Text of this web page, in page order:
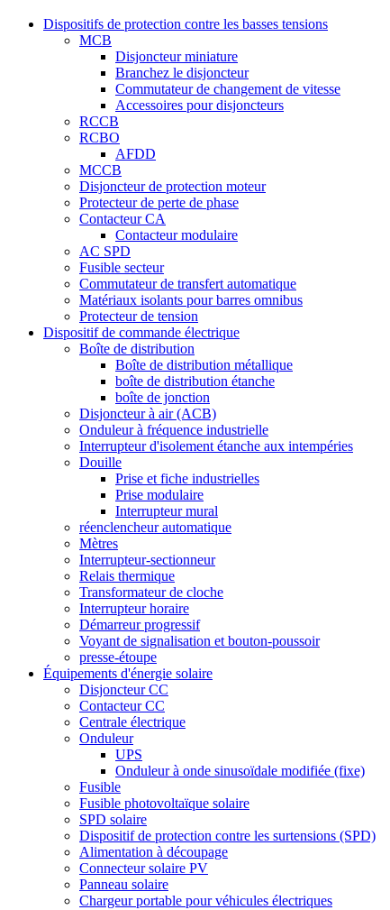
Dispositifs de protection contre les basses tensions
MCB
Disjoncteur miniature
Branchez le disjoncteur
Commutateur de changement de vitesse
Accessoires pour disjoncteurs
RCCB
RCBO
AFDD
MCCB
Disjoncteur de protection moteur
Protecteur de perte de phase
Contacteur CA
Contacteur modulaire
AC SPD
Fusible secteur
Commutateur de transfert automatique
Matériaux isolants pour barres omnibus
Protecteur de tension
Dispositif de commande électrique
Boîte de distribution
Boîte de distribution métallique
boîte de distribution étanche
boîte de jonction
Disjoncteur à air (ACB)
Onduleur à fréquence industrielle
Interrupteur d'isolement étanche aux intempéries
Douille
Prise et fiche industrielles
Prise modulaire
Interrupteur mural
réenclencheur automatique
Mètres
Interrupteur-sectionneur
Relais thermique
Transformateur de cloche
Interrupteur horaire
Démarreur progressif
Voyant de signalisation et bouton-poussoir
presse-étoupe
Équipements d'énergie solaire
Disjoncteur CC
Contacteur CC
Centrale électrique
Onduleur
UPS
Onduleur à onde sinusoïdale modifiée (fixe)
Fusible
Fusible photovoltaïque solaire
SPD solaire
Dispositif de protection contre les surtensions (SPD)
Alimentation à découpage
Connecteur solaire PV
Panneau solaire
Chargeur portable pour véhicules électriques